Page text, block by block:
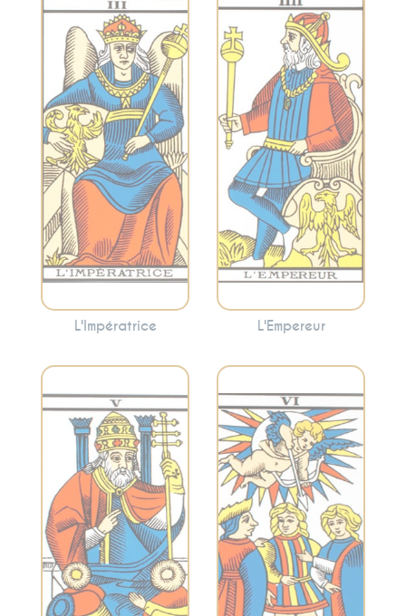
Évoque la fertilité,
la créativité,
l’abondance et la
maternité. Cette
carte peut
suggérer la
nécessité de
prendre soin de
vous et de cultiver
votre créativité.
L'Impératrice
Représente
l’autorité, la
structure, la
stabilité et le
leadership.
L’Empereur peut
indiquer la
nécessité
d’adopter une
approche
organisée pour
atteindre vos
objectifs.
L'Empereur
Incarne la
tradition, la
spiritualité et
l’enseignement.
Cette carte peut
signaler la
recherche de
conseils spirituels
ou la nécessité de
suivre des normes
Symbolise les
choix, les relations
et les dilemmes.
Cette carte peut
refléter une
décision
importante à
prendre ou
l’harmonie et la
synergie dans les